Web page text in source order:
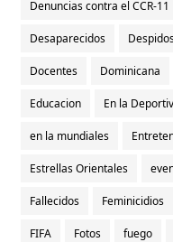
Denuncias contra el CCR-11
Desaparecidos
Docentes Dominicana
Educacion En la
en la mundiales
Estrellas Orientales
Fallecidos Feminicidios
FIFA Fotos fuego